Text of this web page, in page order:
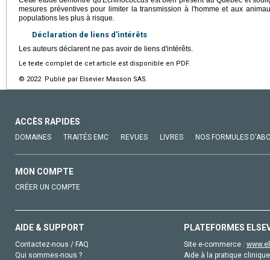
mesures préventives pour limiter la transmission à l'homme et aux
populations les plus à risque.
Déclaration de liens d'intérêts
Les auteurs déclarent ne pas avoir de liens d'intérêts.
Le texte complet de cet article est disponible en PDF.
© 2022 Publié par Elsevier Masson SAS.
ACCÈS RAPIDES
DOMAINES TRAITÉS EMC REVUES LIVRES NOS FORMULES
MON COMPTE
CRÉER UN COMPTE
AIDE & SUPPORT
Contactez-nous / FAQ
Qui sommes-nous ?
PLATEFORMES
Site e-commerce :
Aide à la pratique